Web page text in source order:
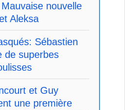
nouvelle
Aleksa
Sébastien
de superbes
et Guy
une première